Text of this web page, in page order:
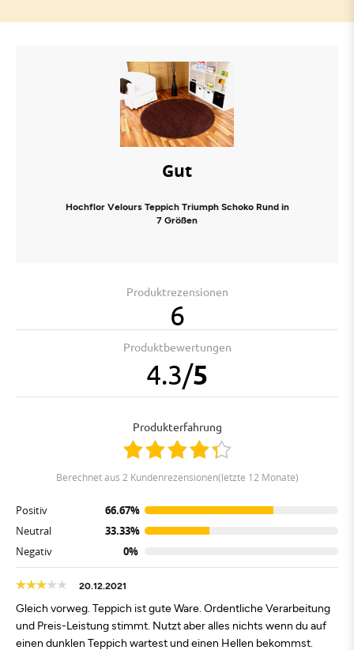
Gut
Hochflor Velours Teppich Triumph Schoko Rund in
7 Größen
Produktrezensionen
6
Produktbewertungen
4.3/5
Produkterfahrung
berechnet aus 2 Kundenrezensionen(letzte 12 Monate)
Positiv
66.67%
Neutral
33.33%
Negativ
0%
20.12.2021
Gleich vorweg. Teppich ist gute Ware. Ordentliche Verarbeitung
und Preis-Leistung stimmt. Nutzt aber alles nichts wenn du auf
einen dunklen Teppich wartest und einen Hellen bekommst.